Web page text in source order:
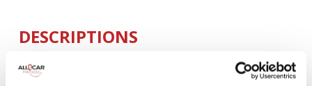
DESCRIPTIONS
AUTOMATIQUE